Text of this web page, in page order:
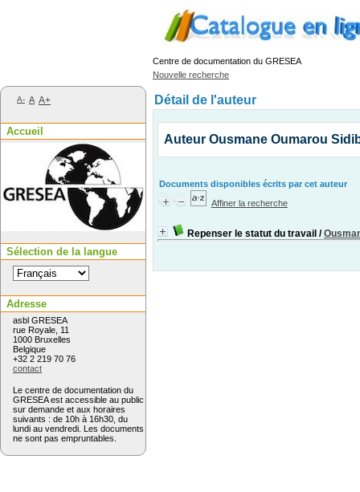
Centre de documentation du GRESEA
Nouvelle recherche
Détail de l'auteur
Auteur Ousmane Oumarou
Documents disponibles écrits par cet auteur
Affiner la recherche
Repenser le statut du travail /
A- A A+
Accueil
Sélection de la langue
Adresse
asbl GRESEA
rue Royale, 11
1000 Bruxelles
Belgique
+32 2 219 70 76
contact
Le centre de documentation du
GRESEA est accessible au public
sur demande et aux horaires
suivants : de 10h à 16h30, du
lundi au vendredi. Les documents
ne sont pas empruntables.